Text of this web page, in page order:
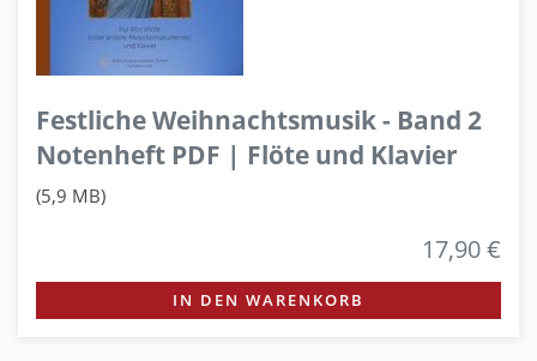
Festliche Weihnachtsmusik - Band 2
Notenheft PDF | Flöte und Klavier
(5,9 MB)
17,90 €
IN DEN WARENKORB